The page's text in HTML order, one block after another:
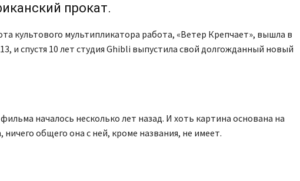
прокат.
культового мультипликатора работа, «Ветер Крепчает», вышла в
и спустя 10 лет студия Ghibli выпустила свой долгожданный новый
началось несколько лет назад. И хоть картина основана на
ничего общего она с ней, кроме названия, не имеет.